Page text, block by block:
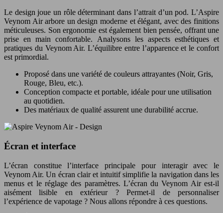
Le design joue un rôle déterminant dans l’attrait d’un pod. L’Aspire
Veynom Air arbore un design moderne et élégant, avec des finitions
méticuleuses. Son ergonomie est également bien pensée, offrant une
prise en main confortable. Analysons les aspects esthétiques et
pratiques du Veynom Air. L’équilibre entre l’apparence et le confort
est primordial.
Proposé dans une variété de couleurs attrayantes (Noir, Gris,
Rouge, Bleu, etc.).
Conception compacte et portable, idéale pour une utilisation
au quotidien.
Des matériaux de qualité assurent une durabilité accrue.
Écran et interface
L’écran constitue l’interface principale pour interagir avec le
Veynom Air. Un écran clair et intuitif simplifie la navigation dans les
menus et le réglage des paramètres. L’écran du Veynom Air est-il
aisément lisible en extérieur ? Permet-il de personnaliser
l’expérience de vapotage ? Nous allons répondre à ces questions.